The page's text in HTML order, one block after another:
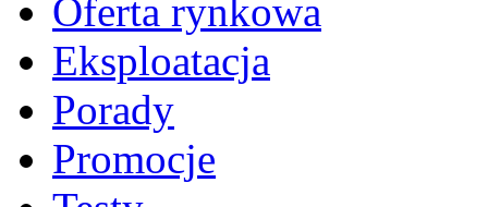
Oferta rynkowa
Eksploatacja
Porady
Promocje